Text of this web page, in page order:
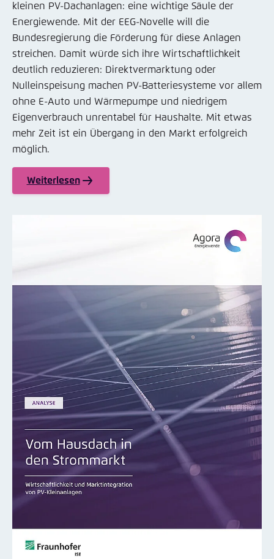
kleinen PV-Dachanlagen: eine wichtige Säule der
Energiewende. Mit der EEG-Novelle will die
Bundesregierung die Förderung für diese Anlagen
streichen. Damit würde sich ihre Wirtschaftlichkeit
deutlich reduzieren: Direktvermarktung oder
Nulleinspeisung machen PV-Batteriesysteme vor allem
ohne E-Auto und Wärmepumpe und niedrigem
Eigenverbrauch unrentabel für Haushalte. Mit etwas
mehr Zeit ist ein Übergang in den Markt erfolgreich
möglich.
Weiterlesen